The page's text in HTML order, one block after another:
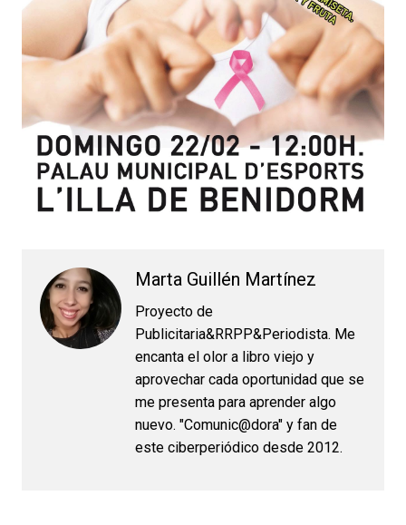
Marta Guillén Martínez
Proyecto de
Publicitaria&RRPP&Periodista. Me
encanta el olor a libro viejo y
aprovechar cada oportunidad que se
me presenta para aprender algo
nuevo. "Comunic@dora" y fan de
este ciberperiódico desde 2012.